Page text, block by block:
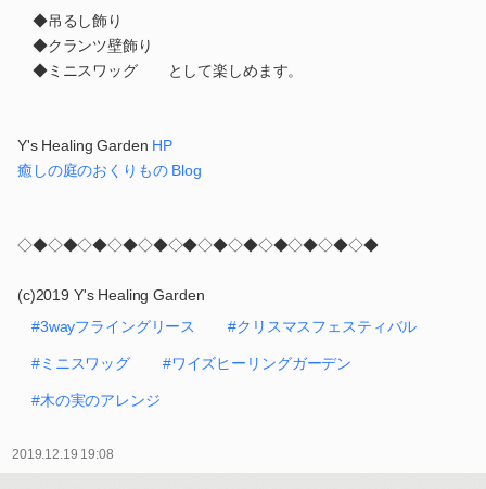
◆吊るし飾り
◆クランツ壁飾り
◆ミニスワッグ として楽しめます。
Y's Healing Garden HP
癒しの庭のおくりもの Blog
◇◆◇◆◇◆◇◆◇◆◇◆◇◆◇◆◇◆◇◆◇◆◇◆
(c)2019 Y's Healing Garden
#3wayフライングリース
#クリスマスフェスティバル
#ミニスワッグ #ワイズヒーリングガーデン
#木の実のアレンジ
2019.12.19 19:08